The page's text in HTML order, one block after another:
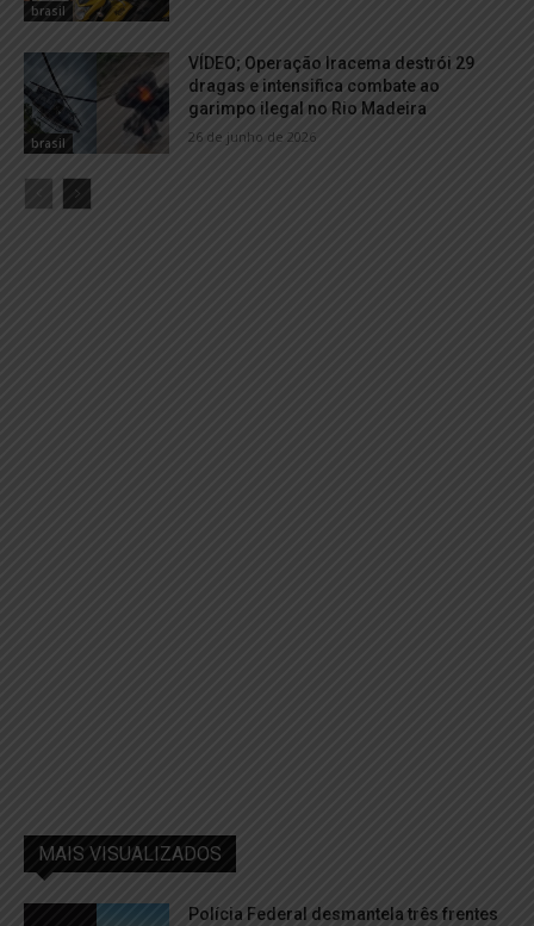
brasil
brasil
VÍDEO; Operação Iracema destrói 29
dragas e intensifica combate ao
garimpo ilegal no Rio Madeira
26 de junho de 2026
MAIS VISUALIZADOS
Polícia Federal desmantela três frentes